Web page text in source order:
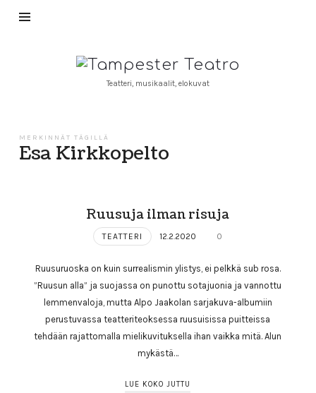
Tampester
TeatroTeatteri, musikaalit, elokuvat
MERKINNÄT TÄGILLÄ
Esa Kirkkopelto
Ruusuja ilman risuja
TEATTERI 12.2.2020 0
Ruusuruoska on kuin surrealismin ylistys, ei pelkkä sub rosa.
”Ruusun alla” ja suojassa on punottu sotajuonia ja vannottu
lemmenvaloja, mutta Alpo Jaakolan sarjakuva-albumiin
perustuvassa teatteriteoksessa ruusuisissa puitteissa
tehdään rajattomalla mielikuvituksella ihan vaikka mitä. Alun
mykästä…
LUE KOKO JUTTU